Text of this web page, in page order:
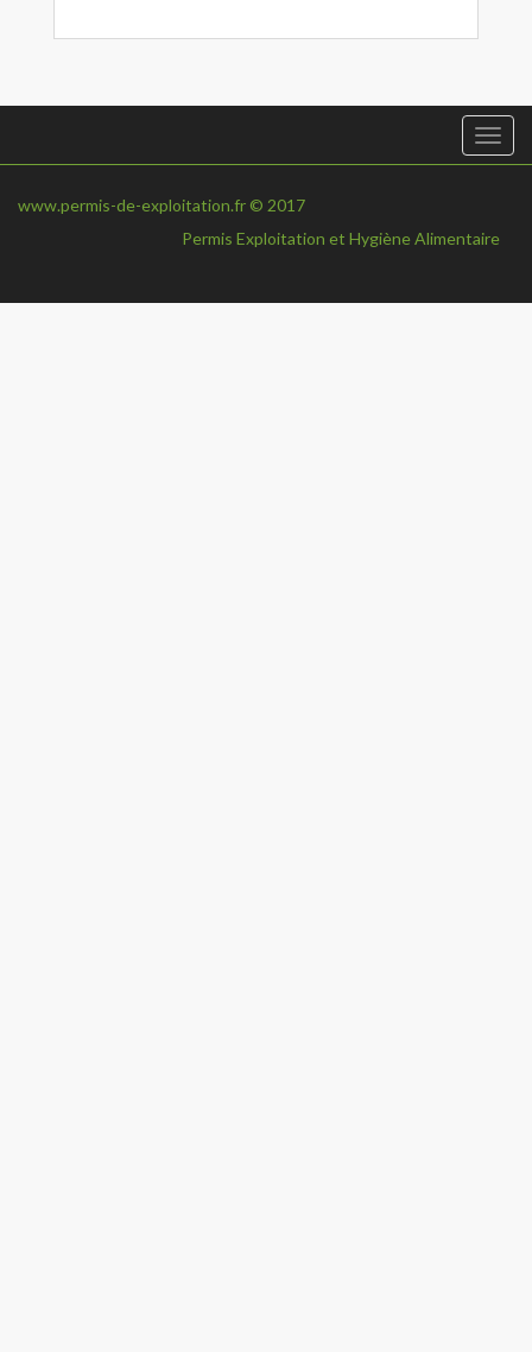
www.permis-de-exploitation.fr © 2017
Permis Exploitation et Hygiène Alimentaire